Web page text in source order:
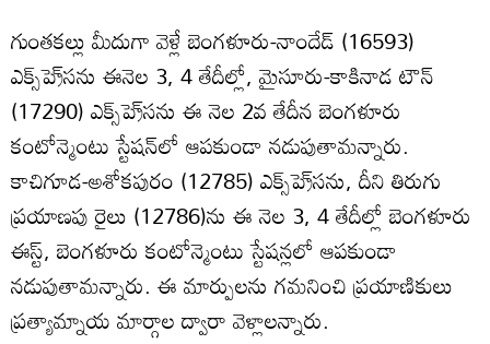
గుంతకల్లు మీదుగా వెళ్లే బెంగళూరు-నాందేడ్‌ (16593)
ఎక్స్‌ప్రె్‌సను ఈనెల 3, 4 తేదీల్లో, మైసూరు-కాకినాడ టౌన్‌
(17290) ఎక్స్‌ప్రె్‌సను ఈ నెల 2వ తేదీన బెంగళూరు
కంటోన్మెంటు స్టేషన్‌లో ఆపకుండా నడుపుతామన్నారు.
కాచిగూడ-అశోకపురం (12785) ఎక్స్‌ప్రె్‌సను, దీని తిరుగు
ప్రయాణపు రైలు (12786)ను ఈ నెల 3, 4 తేదీల్లో బెంగళూరు
ఈస్ట్‌, బెంగళూరు కంటోన్మెంటు స్టేషన్లలో ఆపకుండా
నడుపుతామన్నారు. ఈ మార్పులను గమనించి ప్రయాణికులు
ప్రత్యామ్నాయ మార్గాల ద్వారా వెళ్లాలన్నారు.